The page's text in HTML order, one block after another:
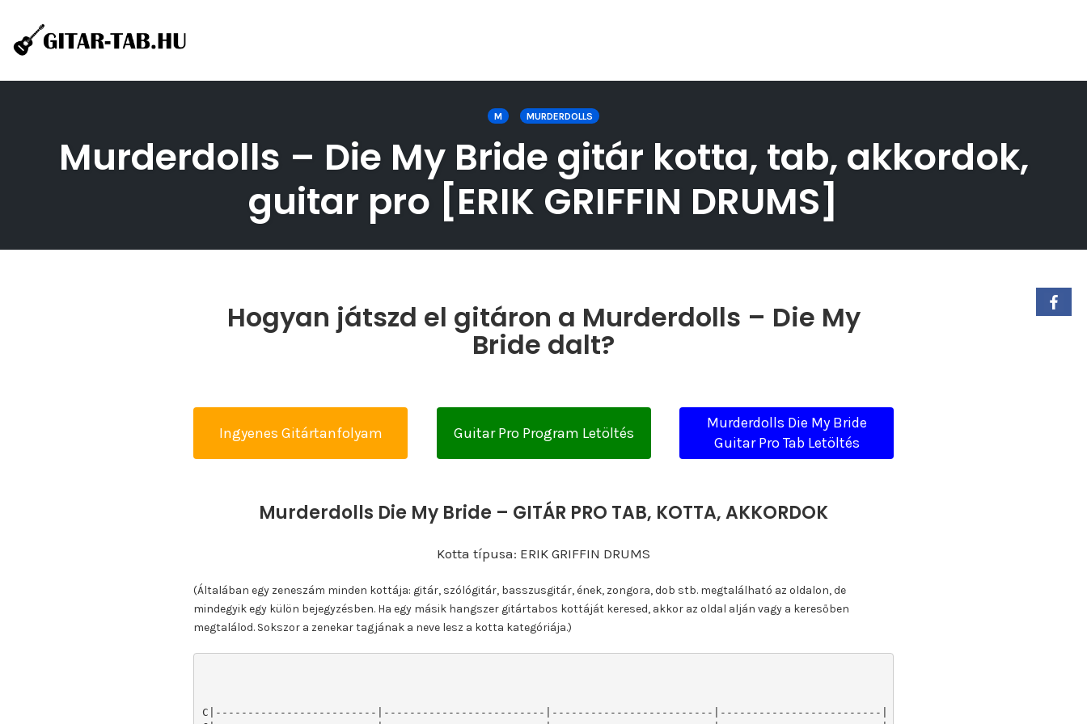
M MURDERDOLLS
Murderdolls – Die My Bride gitár kotta, tab, akkordok,
guitar pro [ERIK GRIFFIN DRUMS]
Hogyan játszd el gitáron a Murderdolls – Die My
Bride dalt?
Ingyenes Gitártanfolyam Guitar Pro Program Letöltés
Murderdolls Die My Bride
Guitar Pro Tab Letöltés
Murderdolls Die My Bride – GITÁR PRO TAB, KOTTA, AKKORDOK
Kotta típusa: ERIK GRIFFIN DRUMS
(Általában egy zeneszám minden kottája: gitár, szólógitár, basszusgitár, ének, zongora, dob stb. megtalálható az oldalon, de
mindegyik egy külön bejegyzésben. Ha egy másik hangszer gitártabos kottáját keresed, akkor az oldal alján vagy a keresőben
megtalálod. Sokszor a zenekar tagjának a neve lesz a kotta kategóriája.)
C|-------------------------|-------------------------|-------------------------|-------------------------|